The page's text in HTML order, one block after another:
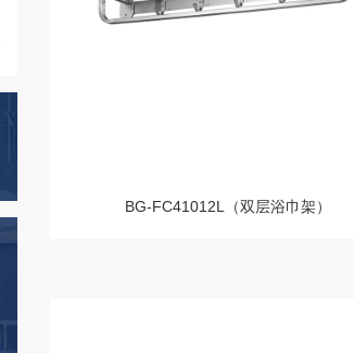
BG-FC41012L（双层浴巾架）